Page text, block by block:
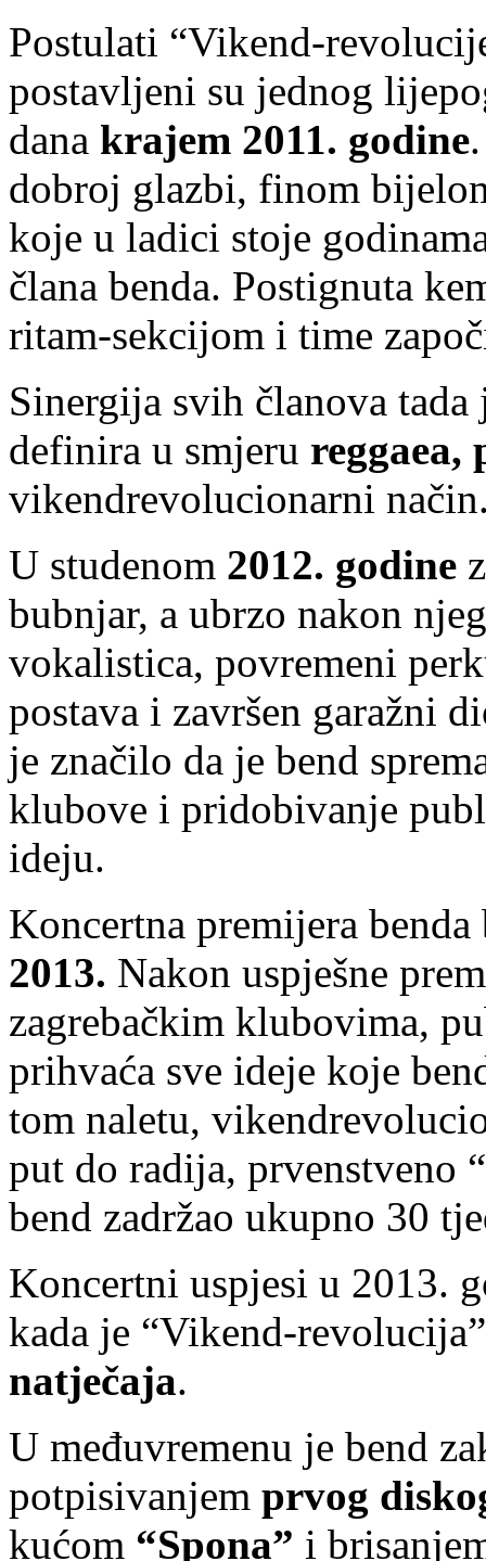
Postulati “Vikend-
postavljeni su jednog
dana krajem 2011. godine
dobroj glazbi, finom
koje u ladici stoje
člana benda. Postignuta
ritam-sekcijom i time
Sinergija svih članova
definira u smjeru reggaea,
vikendrevolucionarni
U studenom 2012. godine
bubnjar, a ubrzo nakon
vokalistica, povremeni
postava i završen garažni
je značilo da je bend
klubove i pridobivanje
ideju.
Koncertna premijera
2013. Nakon uspješne
zagrebačkim klubovima,
prihvaća sve ideje koje
tom naletu,
put do radija, prvenstveno
bend zadržao ukupno 30
Koncertni uspjesi u 2013.
kada je “Vikend-
natječaja.
U međuvremenu je bend
potpisivanjem prvog
kućom “Spona” i